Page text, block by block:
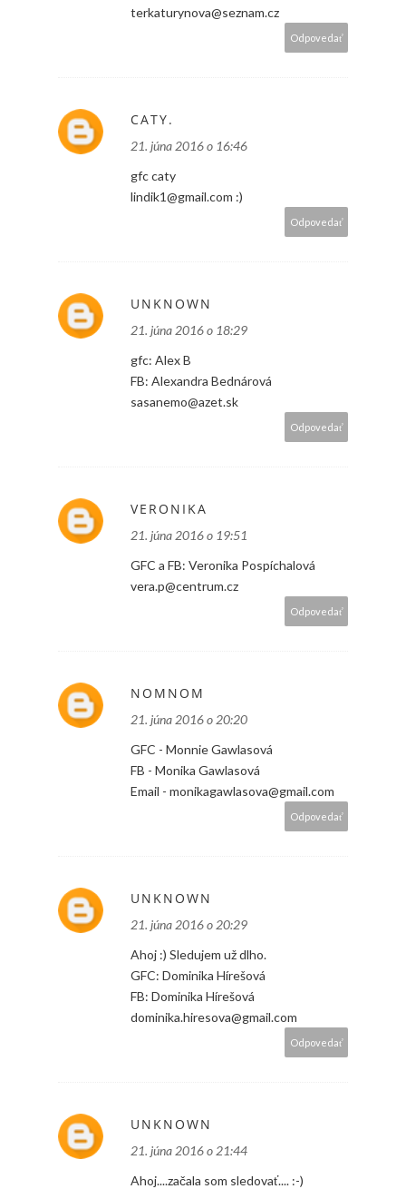
terkaturynova@seznam.cz
Odpovedať
CATY.
21. júna 2016 o 16:46
gfc caty
lindik1@gmail.com :)
Odpovedať
UNKNOWN
21. júna 2016 o 18:29
gfc: Alex B
FB: Alexandra Bednárová
sasanemo@azet.sk
Odpovedať
VERONIKA
21. júna 2016 o 19:51
GFC a FB: Veronika Pospíchalová
vera.p@centrum.cz
Odpovedať
NOMNOM
21. júna 2016 o 20:20
GFC - Monnie Gawlasová
FB - Monika Gawlasová
Email - monikagawlasova@gmail.com
Odpovedať
UNKNOWN
21. júna 2016 o 20:29
Ahoj :) Sledujem už dlho.
GFC: Dominika Hírešová
FB: Dominika Hírešová
dominika.hiresova@gmail.com
Odpovedať
UNKNOWN
21. júna 2016 o 21:44
Ahoj....začala som sledovať.... :-)